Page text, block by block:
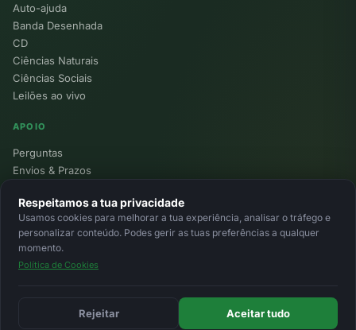
Auto-ajuda
Banda Desenhada
CD
Ciências Naturais
Ciências Sociais
Leilões ao vivo
APOIO
Perguntas
Envios & Prazos
Devoluções
Minha Conta
© 2026 Ecolivros. Todos os direitos reservados.
Respeitamos a tua privacidade
Usamos cookies para melhorar a tua experiência, analisar o tráfego e
personalizar conteúdo. Podes gerir as tuas preferências a qualquer
momento.
Política de Cookies
Rejeitar Aceitar tudo